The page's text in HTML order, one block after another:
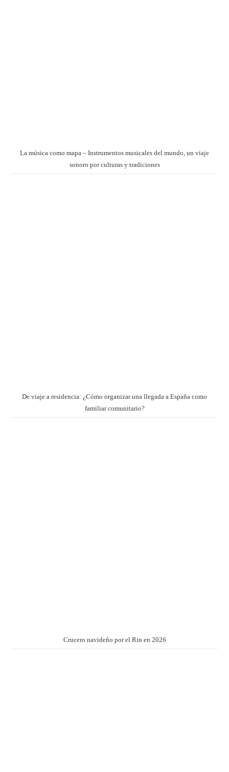
La música como mapa – Instrumentos musicales del mundo, un viaje
sonoro por culturas y tradiciones
De viaje a residencia: ¿Cómo organizar una llegada a España como
familiar comunitario?
Crucero navideño por el Rin en 2026